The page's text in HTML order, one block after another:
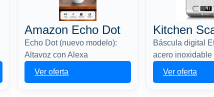
Amazon Echo Dot
Echo Dot (nuevo modelo):
Altavoz con Alexa
Ver oferta
Kitchen
Báscula digital
acero inoxidable
Ver oferta